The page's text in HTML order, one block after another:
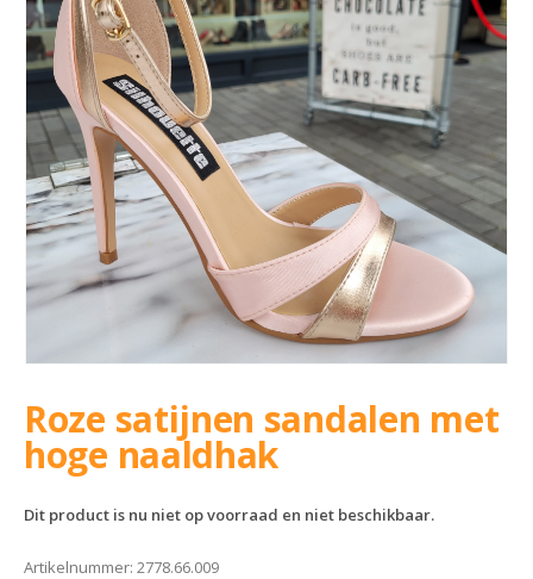
Roze satijnen sandalen met
hoge naaldhak
Dit product is nu niet op voorraad en niet beschikbaar.
Artikelnummer: 2778.66.009